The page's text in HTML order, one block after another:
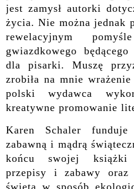
jest zamysł autorki
życia. Nie można jednak
rewelacyjnym
gwiazdkowego
dla pisarki. Muszę
zrobiła na mnie
polski wydawca
kreatywne promowanie
Karen Schaler
zabawną i mądrą
końcu swojej książki
przepisy i zabawy oraz
święta w sposób